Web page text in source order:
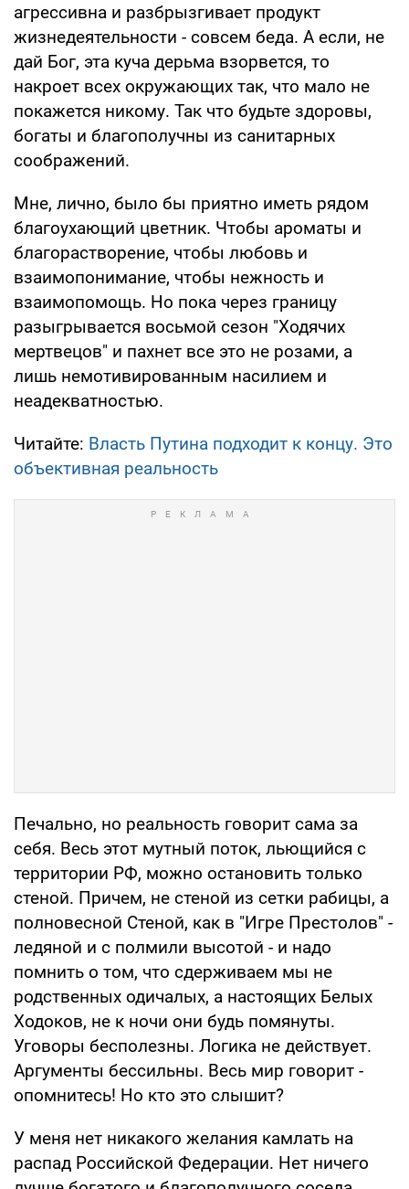
агрессивна и разбрызгивает продукт
жизнедеятельности - совсем беда. А если, не
дай Бог, эта куча дерьма взорвется, то
накроет всех окружающих так, что мало не
покажется никому. Так что будьте здоровы,
богаты и благополучны из санитарных
соображений.
Мне, лично, было бы приятно иметь рядом
благоухающий цветник. Чтобы ароматы и
благорастворение, чтобы любовь и
взаимопонимание, чтобы нежность и
взаимопомощь. Но пока через границу
разыгрывается восьмой сезон "Ходячих
мертвецов" и пахнет все это не розами, а
лишь немотивированным насилием и
неадекватностью.
Читайте: Власть Путина подходит к концу. Это
объективная реальность
Печально, но реальность говорит сама за
себя. Весь этот мутный поток, льющийся с
территории РФ, можно остановить только
стеной. Причем, не стеной из сетки рабицы, а
полновесной Стеной, как в "Игре Престолов" -
ледяной и с полмили высотой - и надо
помнить о том, что сдерживаем мы не
родственных одичалых, а настоящих Белых
Ходоков, не к ночи они будь помянуты.
Уговоры бесполезны. Логика не действует.
Аргументы бессильны. Весь мир говорит -
опомнитесь! Но кто это слышит?
У меня нет никакого желания камлать на
распад Российской Федерации. Нет ничего